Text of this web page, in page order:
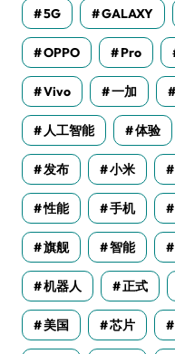
5G GALAXY
OPPO Pro
Vivo 一加
人工智能 体验
发布 小米
性能 手机
旗舰 智能
机器人 正式
美国 芯片